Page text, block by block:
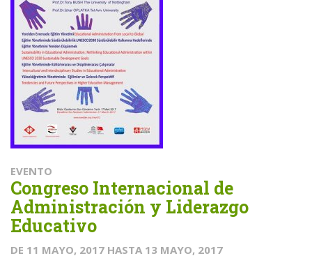
EVENTO
Congreso Internacional de
Administración y Liderazgo
Educativo
DE 11 MAYO, 2017 HASTA 13 MAYO, 2017